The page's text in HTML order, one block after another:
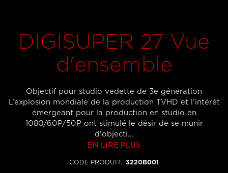
DIGISUPER 27 Vue
d'ensemble
Objectif pour studio vedette de 3e génération
L’explosion mondiale de la production TVHD et l’intérêt
émergeant pour la production en studio en
1080/60P/50P ont stimulé le désir de se munir
d'objecti...
EN LIRE PLUS
CODE PRODUIT: 3220B001